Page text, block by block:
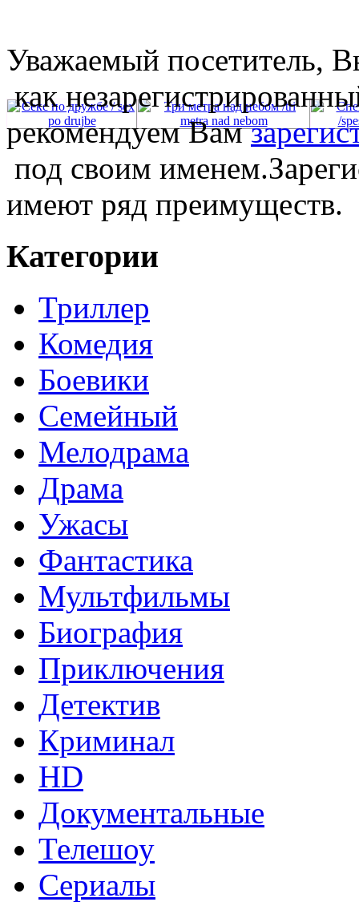
Уважаемый посетитель,
как
рекомендуем Вам
под своим
имеют ряд преимуществ.
Категории
Триллер
Комедия
Боевики
Семейный
Мелодрама
Драма
Ужасы
Фантастика
Мультфильмы
Биография
Приключения
Детектив
Криминал
HD
Документальные
Телешоу
Сериалы